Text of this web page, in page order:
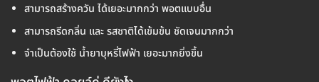
สามารถสร้างควัน ได้เยอะมากกว่า พอตแบบอื่น
สามารถรีดกลิ่น และ รสชาติได้เข้มข้น ชัดเจนมากกว่า
จำเป็นต้องใช้ น้ำยาบุหรี่ไฟฟ้า เยอะมากยิ่งขึ้น